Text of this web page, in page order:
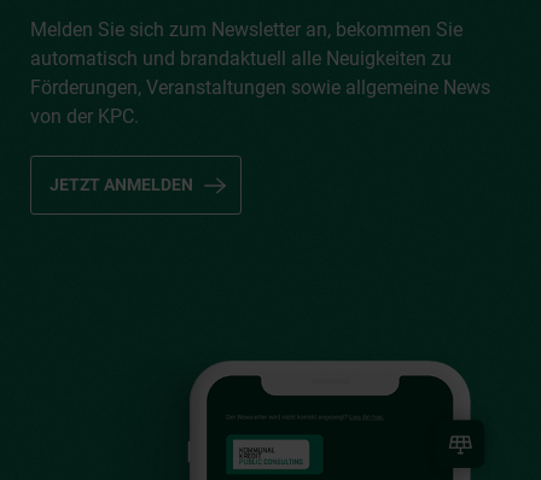
Melden Sie sich zum Newsletter an, bekommen Sie
automatisch und brandaktuell alle Neuigkeiten zu
Förderungen, Veranstaltungen sowie allgemeine News
von der KPC.
JETZT ANMELDEN